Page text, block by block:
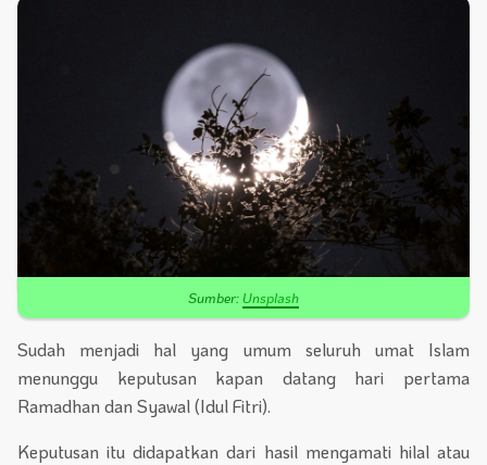
Sumber:Unsplash
Sudah menjadi hal yang umum seluruh umat Islam
menunggu keputusan kapan datang hari pertama
Ramadhan dan Syawal (Idul Fitri).
Keputusan itu didapatkan dari hasil mengamati hilal atau